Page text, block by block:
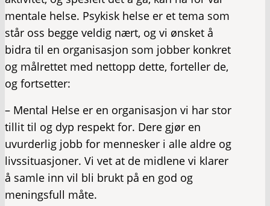
mentale helse. Psykisk helse er et tema som
står oss begge veldig nært, og vi ønsket å
bidra til en organisasjon som jobber konkret
og målrettet med nettopp dette, forteller de,
og fortsetter:
– Mental Helse er en organisasjon vi har stor
tillit til og dyp respekt for. Dere gjør en
uvurderlig jobb for mennesker i alle aldre og
livssituasjoner. Vi vet at de midlene vi klarer
å samle inn vil bli brukt på en god og
meningsfull måte.